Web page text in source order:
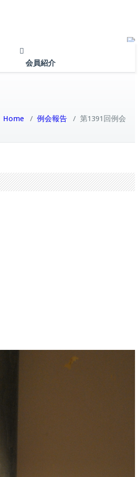
会員紹介
Home / 例会報告 / 第1391回例会